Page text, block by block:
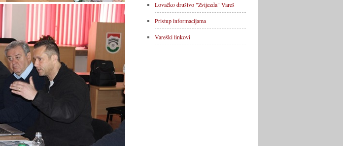
Lovačko društvo "Zvijezda" Vareš
Pristup informacijama
Vareški linkovi